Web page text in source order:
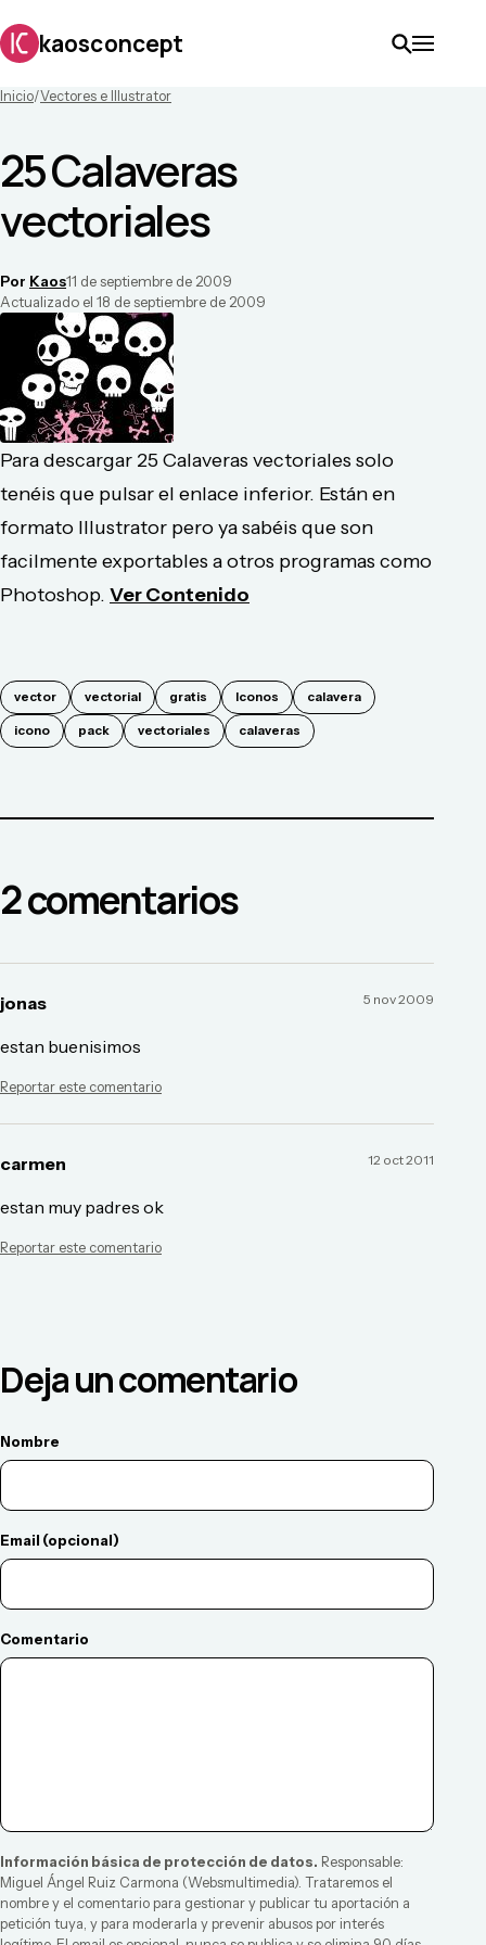
kaosconcept
Inicio/Vectores e Illustrator
25 Calaveras
vectoriales
Por Kaos11 de septiembre de 2009
Actualizado el 18 de septiembre de 2009
Para descargar 25 Calaveras vectoriales solo
tenéis que pulsar el enlace inferior. Están en
formato Illustrator pero ya sabéis que son
facilmente exportables a otros programas como
Photoshop. Ver Contenido
vector vectorial gratis Iconos calavera
icono pack vectoriales calaveras
2comentarios
jonas 5 nov 2009
estan buenisimos
Reportar este comentario
carmen 12 oct 2011
estan muy padres ok
Reportar este comentario
Deja un comentario
Nombre
Email (opcional)
Comentario
Información básica de protección de datos. Responsable:
Miguel Ángel Ruiz Carmona (Websmultimedia). Trataremos el
nombre y el comentario para gestionar y publicar tu aportación a
petición tuya, y para moderarla y prevenir abusos por interés